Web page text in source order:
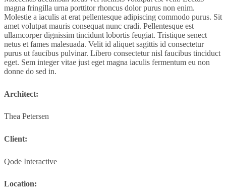
magna fringilla urna porttitor rhoncus dolor purus non enim.
Molestie a iaculis at erat pellentesque adipiscing commodo purus. Sit
amet volutpat mauris consequat nunc cradi. Pellentesque est
ullamcorper dignissim tincidunt lobortis feugiat. Tristique senect
netus et fames malesuada. Velit id aliquet sagittis id consectetur
purus ut faucibus pulvinar. Libero consectetur nisl faucibus tinciduct
eget. Sem integer vitae just eget magna iaculis fermentum eu non
donne do sed in.
Architect:
Thea Petersen
Client:
Qode Interactive
Location: